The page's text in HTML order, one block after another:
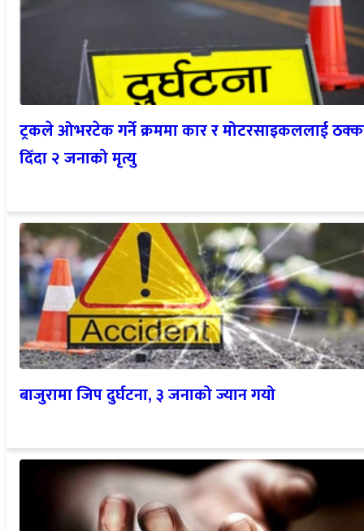
ट्रकले ओभरटेक गर्ने क्रममा कार र मोटरसाइकललाई
दिँदा २ जनाको मृत्यु
बाजुरामा जिप दुर्घटना, ३ जनाको ज्यान गयो